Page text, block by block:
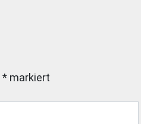
* markiert